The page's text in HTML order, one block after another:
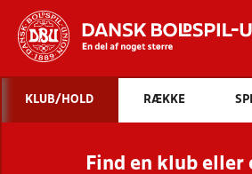
STILLINGER, RESULTATER,
KLUB/HOLD RÆKKE
Find en klub eller